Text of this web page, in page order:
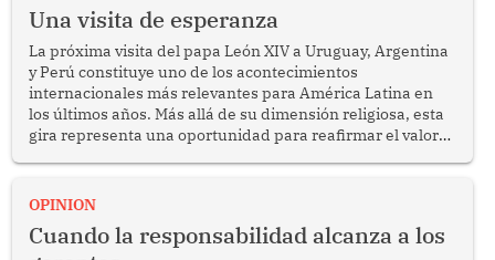
Una visita de esperanza
La próxima visita del papa León XIV a Uruguay, Argentina
y Perú constituye uno de los acontecimientos
internacionales más relevantes para América Latina en
los últimos años. Más allá de su dimensión religiosa, esta
gira representa una oportunidad para reafirmar el valor
enfrenta desafíos en materia de desarrollo, cohesión
OPINION
Cuando la responsabilidad alcanza a los